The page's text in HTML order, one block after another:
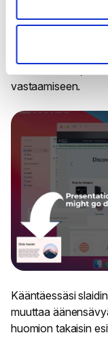
Tilannetta
pienentää
presentaatiosi
vastaamiseen.
Kääntäessäsi
muuttaa
huomion takaisin